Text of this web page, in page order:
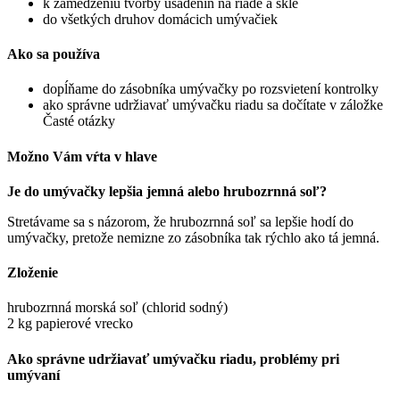
do všetkých druhov domácich umývačiek
Ako sa používa
dopĺňame do zásobníka umývačky po rozsvietení kontrolky
ako správne udržiavať umývačku riadu sa dočítate v záložke
Časté otázky
Možno Vám vŕta v hlave
Je do umývačky lepšia jemná alebo hrubozrnná soľ?
Stretávame sa s názorom, že hrubozrnná soľ sa lepšie hodí do
umývačky, pretože nemizne zo zásobníka tak rýchlo ako tá jemná.
Zloženie
hrubozrnná morská soľ (chlorid sodný)
2 kg papierové vrecko
Ako správne udržiavať umývačku riadu, problémy pri
umývaní